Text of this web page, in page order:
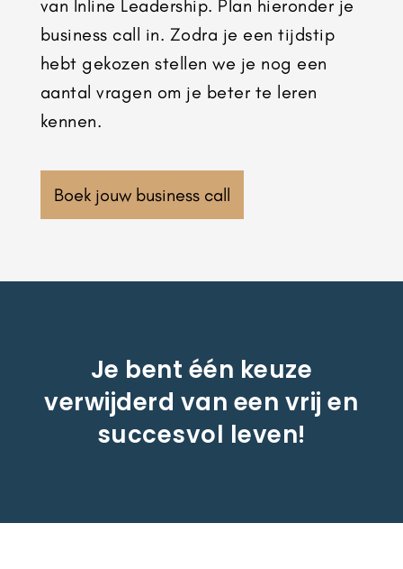
van Inline Leadership. Plan hieronder je
business call in. Zodra je een tijdstip
hebt gekozen stellen we je nog een
aantal vragen om je beter te leren
kennen.
Boek jouw business call
Je bent één keuze
verwijderd van een vrij en
succesvol leven!